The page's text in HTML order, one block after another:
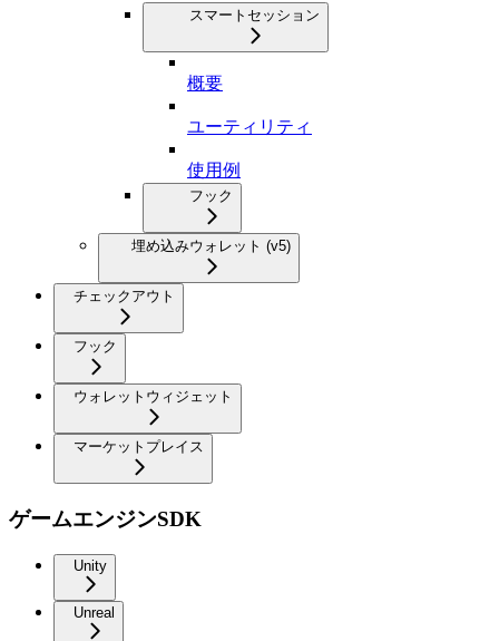
スマートセッション
概要
ユーティリティ
使用例
フック
埋め込みウォレット (v5)
チェックアウト
フック
ウォレットウィジェット
マーケットプレイス
ゲームエンジンSDK
Unity
Unreal